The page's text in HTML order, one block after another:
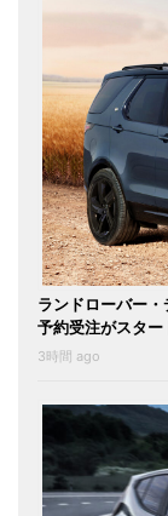
ランドローバー
予約受注がスター
3時間 ago